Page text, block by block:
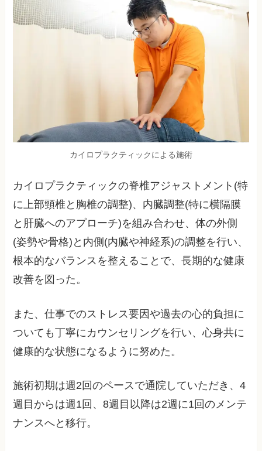
カイロプラクティックによる施術
カイロプラクティックの脊椎アジャストメント(特
に上部頸椎と胸椎の調整)、内臓調整(特に横隔膜
と肝臓へのアプローチ)を組み合わせ、体の外側
(姿勢や骨格)と内側(内臓や神経系)の調整を行い、
根本的なバランスを整えることで、長期的な健康
改善を図った。
また、仕事でのストレス要因や過去の心的負担に
ついても丁寧にカウンセリングを行い、心身共に
健康的な状態になるように努めた。
施術初期は週2回のペースで通院していただき、4
週目からは週1回、8週目以降は2週に1回のメンテ
ナンスへと移行。